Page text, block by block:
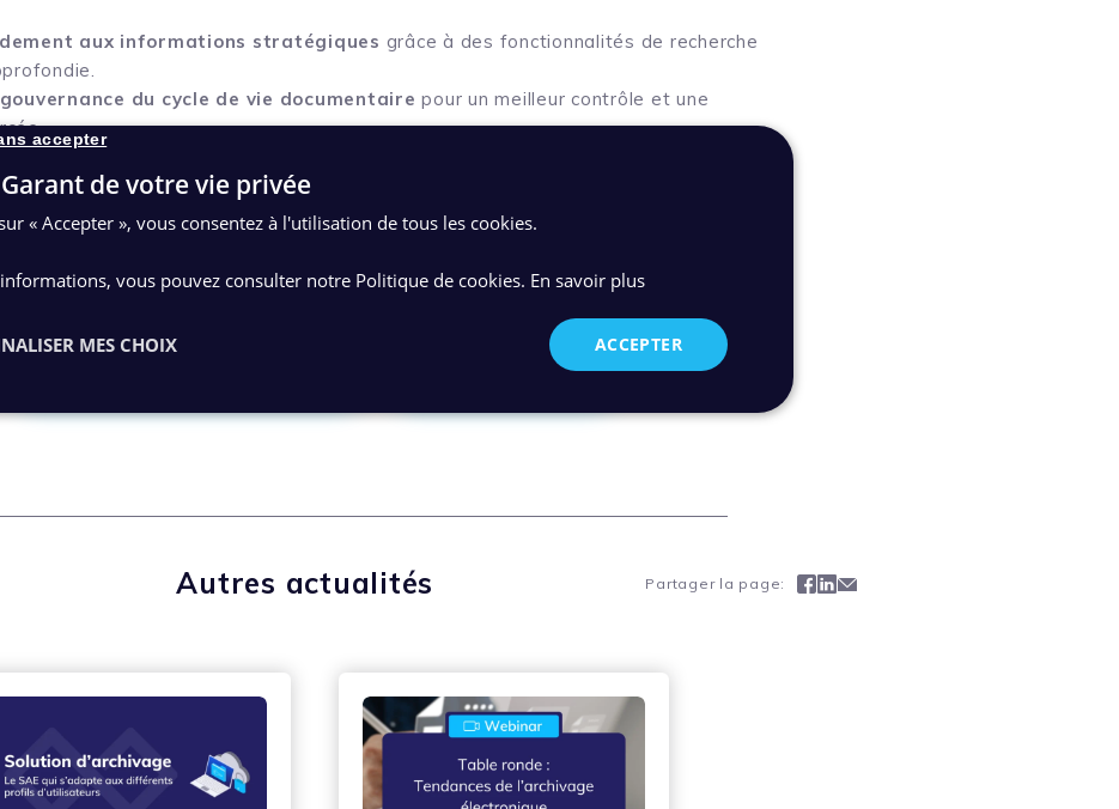
aux informations stratégiques grâce à des fonctionnalités de recherche
du cycle de vie documentaire pour un meilleur contrôle et une
des déploiements SharePoint
GED.
les expertises complémentaires des deux entités, le Groupe Xelians s’affirme
Microsoft.
Découvrir SoDoc
Partager la page: Facebook
Linkedin
Mail
Autres actualités
de votre vie privée
« Accepter », vous consentez à l'utilisation de tous les cookies.
vous pouvez consulter notre Politique de cookies. En savoir plus
ACCEPTER
accepter
MES CHOIX